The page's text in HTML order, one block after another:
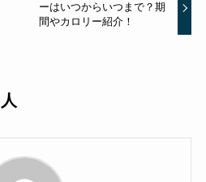
ーはいつからいつまで？期
間やカロリー紹介！